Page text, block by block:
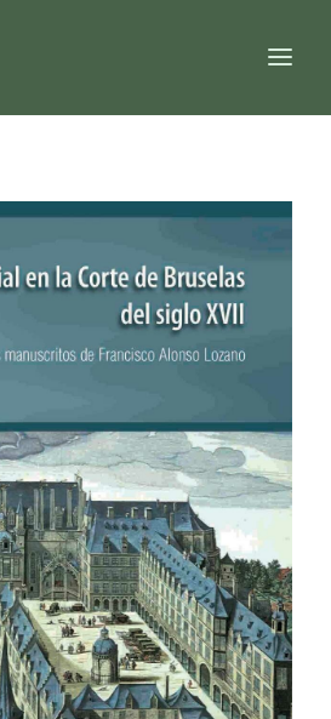
Publications
Commission
Databases
Reference works
EN
Search